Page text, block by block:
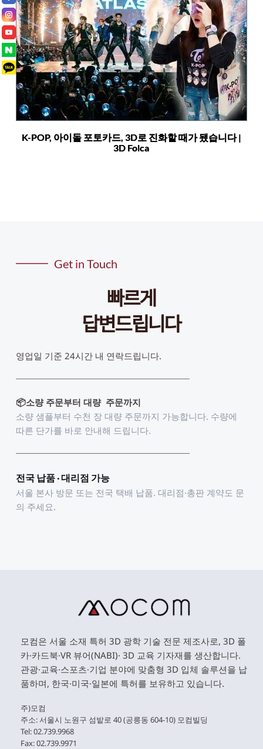
K-POP, 아이돌 포토카드, 3D로 진화할 때가 됐습니다 |
3D Folca
Get in Touch
빠르게
답변드립니다
영업일 기준 24시간 내 연락드립니다.
📦소량 주문부터 대량  주문까지
소량 샘플부터 수천 장 대량 주문까지 가능합니다. 수량에
따른 단가를 바로 안내해 드립니다.
전국 납품 · 대리점 가능
서울 본사 방문 또는 전국 택배 납품. 대리점·총판 계약도 문
의 주세요.
모컴은 서울 소재 특허 3D 광학 기술 전문 제조사로, 3D 폴
카·카드북·VR 뷰어(NABI)· 3D 교육 기자재를 생산합니다.
관광·교육·스포츠·기업 분야에 맞춤형 3D 입체 솔루션을 납
품하며, 한국·미국·일본에 특허를 보유하고 있습니다.
주)모컴
주소: 서울시 노원구 섬밭로 40 (공릉동 604-10) 모컴빌딩
Tel: 02.739.9968
Fax: 02.739.9971